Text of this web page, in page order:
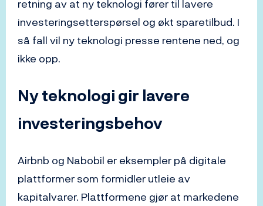
retning av at ny teknologi fører til lavere
investeringsetterspørsel og økt sparetilbud. I
så fall vil ny teknologi presse rentene ned, og
ikke opp.
Ny teknologi gir lavere
investeringsbehov
Airbnb og Nabobil er eksempler på digitale
plattformer som formidler utleie av
kapitalvarer. Plattformene gjør at markedene